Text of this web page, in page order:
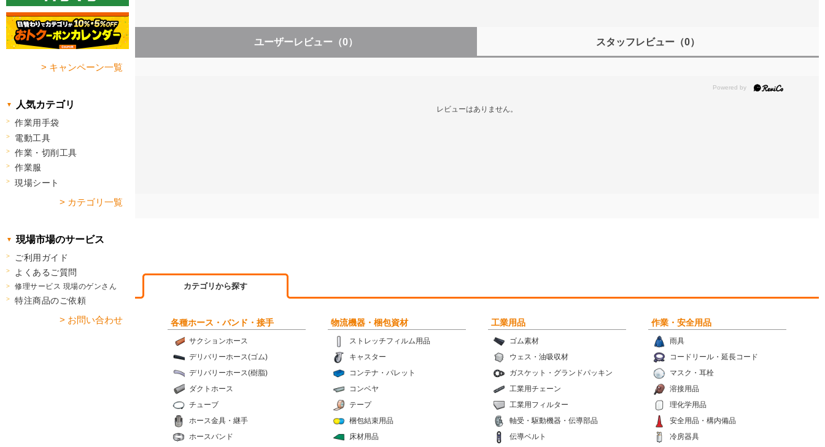
ユーザーレビュー （0） スタッフレビュー （0）
レビューはありません。
カテゴリから探す
各種ホース・バンド・接手
サクションホース
デリバリーホース(ゴム)
デリバリーホース(樹脂)
ダクトホース
チューブ
ホース金具・継手
ホースバンド
物流機器・梱包資材
ストレッチフィルム用品
キャスター
コンテナ・パレット
コンベヤ
テープ
梱包結束用品
床材用品
工業用品
ゴム素材
ウェス・油吸収材
ガスケット・グランドパッキン
工業用チェーン
工業用フィルター
軸受・駆動機器・伝導部品
伝導ベルト
作業・安全用品
雨具
コードリール・延長コード
マスク・耳栓
溶接用品
理化学用品
安全用品・構内備品
冷房器具
> キャンペーン一覧
人気カテゴリ
作業用手袋
電動工具
作業・切削工具
作業服
現場シート
> カテゴリ一覧
現場市場のサービス
ご利用ガイド
よくあるご質問
修理サービス 現場のゲンさん
特注商品のご依頼
> お問い合わせ